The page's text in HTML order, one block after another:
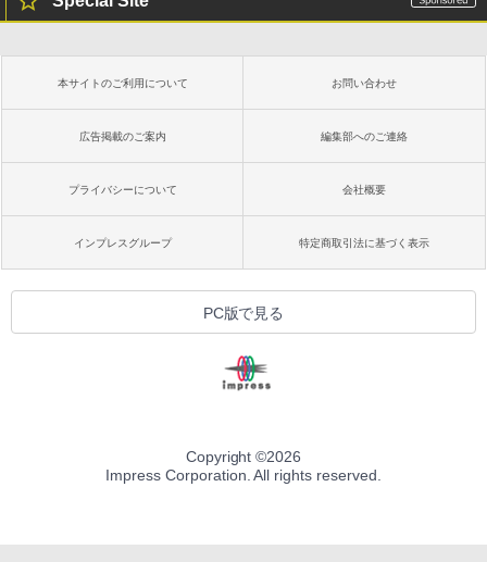
本サイトのご利用について お問い合わせ
広告掲載のご案内 編集部へのご連絡
プライバシーについて 会社概要
インプレスグループ 特定商取引法に基づく表示
PC版で見る
Copyright ©2026
Impress Corporation. All rights reserved.